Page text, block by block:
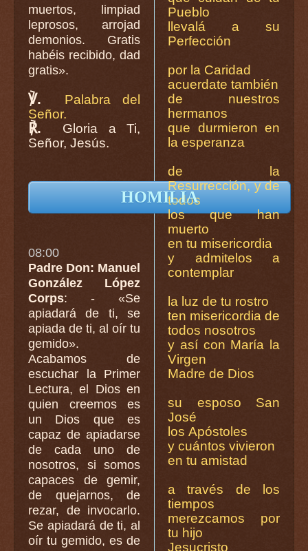
muertos, limpiad
leprosos, arrojad
demonios. Gratis
habéis recibido, dad
gratis».
℣.
Palabra del
Señor.
℟.
Gloria a Ti,
Señor, Jesús.
HOMILIA
08:00
Padre Don: Manuel
González López
Corps: - «Se
apiadará de ti, se
apiada de ti, al oír tu
gemido».
Acabamos de
escuchar la Primer
Lectura, el Dios en
quien creemos es
un Dios que es
capaz de apiadarse
de cada uno de
nosotros, si somos
capaces de gemir,
de quejarnos, de
rezar, de invocarlo.
Se apiadará de ti, al
oír tu gemido, es de
Pueblo
llevalá a su
Perfección
por la Caridad
acuerdate también
de nuestros
hermanos
que durmieron en
la esperanza
de la
Resurrección, y de
todos
los que han
muerto
en tu misericordia
y admitelos a
contemplar
la luz de tu rostro
ten misericordia de
todos nosotros
y así con María la
Virgen
Madre de Dios
su esposo San
José
los Apóstoles
y cuántos vivieron
en tu amistad
a través de los
tiempos
merezcamos por
tu hijo
Jesucristo